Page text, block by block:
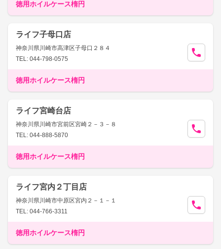
徳用ホイルケース楕円
ライフ子母口店
神奈川県川崎市高津区子母口２８４
TEL: 044-798-0575
徳用ホイルケース楕円
ライフ宮崎台店
神奈川県川崎市宮前区宮崎２－３－８
TEL: 044-888-5870
徳用ホイルケース楕円
ライフ宮内２丁目店
神奈川県川崎市中原区宮内２－１－１
TEL: 044-766-3311
徳用ホイルケース楕円